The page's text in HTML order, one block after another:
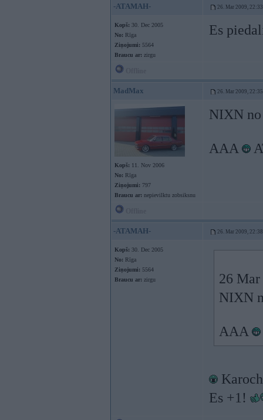
-ATAMAH- 26. Mar 2009, 22:33
Kopš: 30. Dec 2005
No: Rīga
Ziņojumi: 5564
Braucu ar: zirgu
Es
MadMax 26. Mar 2009, 22:35
Kopš: 11. Nov 2006
No: Rīga
Ziņojumi: 797
Braucu ar: nepievilktu zobsiksnu
NIXN no
AAA
-ATAMAH- 26. Mar 2009, 22:38
Kopš: 30. Dec 2005
No: Rīga
Ziņojumi: 5564
Braucu ar: zirgu
26
NIXN
AAA
Es +1!